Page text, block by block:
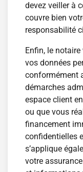
devez veiller à
couvre bien
responsabilité
Enfin, le
vos données
conformément
démarches
espace client
ou que vous
financement
confidentielles
s’applique
votre